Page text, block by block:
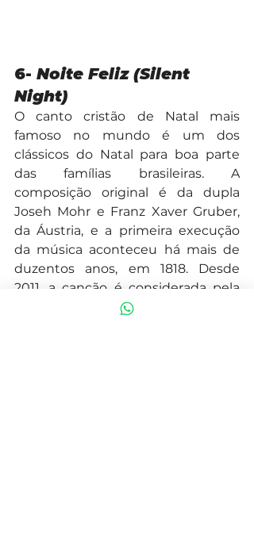
6- Noite Feliz (Silent
Night)
O canto cristão de Natal mais
famoso no mundo é um dos
clássicos do Natal para boa parte
das famílias brasileiras. A
composição original é da dupla
Joseh Mohr e Franz Xaver Gruber,
da Áustria, e a primeira execução
da música aconteceu há mais de
duzentos anos, em 1818. Desde
2011, a canção é considerada pela
UNESCO como Patrimônio Cultural